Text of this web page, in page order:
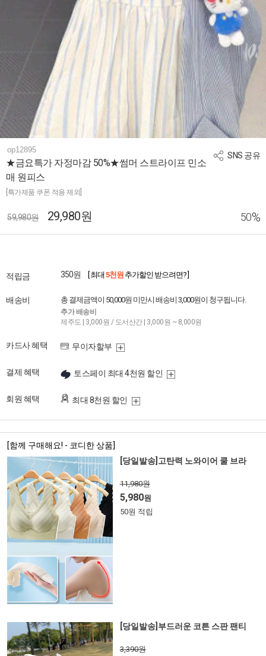
SNS 공유
op12895
★금요특가 자정마감 50%★썸머 스트라이프 민소
매 원피스
[특가제품 쿠폰 적용 제외]
59,980원 29,980원 50%
적립금 350원 [ 최대 5천원 추가할인 받으려면? ]
배송비 총 결제금액이 50,000원 미만시 배송비 3,000원이 청구됩니다.
추가 배송비
제주도 | 3,000원 / 도서산간 | 3,000원 ~ 8,000원
카드사 혜택 무이자할부
결제 혜택 토스페이 최대 4천원 할인
회원 혜택 최대 8천원 할인
[함께 구매해요! - 코디한 상품]
[당일발송]고탄력 노와이어 쿨 브라
11,980원
5,980원
50원 적립
[당일발송]부드러운 코튼 스판 팬티
3,390원